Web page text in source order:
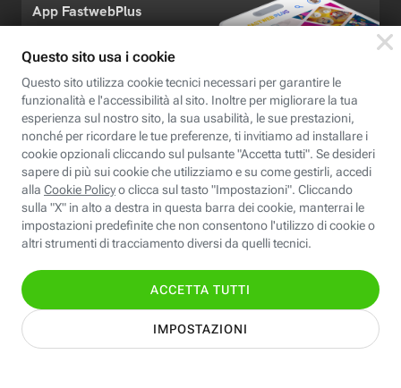
App FastwebPlus
Un'app unica per
conoscere, informare,
ispirare
Seguici
Scopri Fastweb
Chi siamo